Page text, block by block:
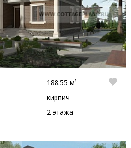
188.55 м²
кирпич
2 этажа